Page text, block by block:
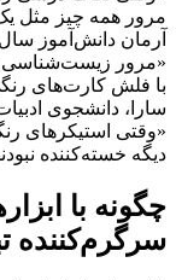
مرور همه چیز مثل
آرمان دانش‌آموز
«مرور زیست‌شناسی
با فلش کارت‌های
سارا، دانشجوی
«وقتی استیکرهای
دیگه خسته‌کننده
چگونه با
سرگرم‌کننده